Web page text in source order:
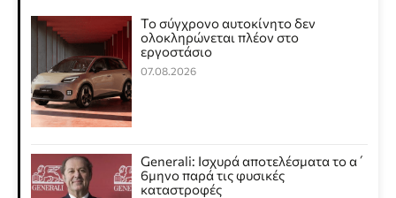
Το σύγχρονο αυτοκίνητο δεν
ολοκληρώνεται πλέον στο
εργοστάσιο
07.08.2026
Generali: Ισχυρά αποτελέσματα το α΄
6μηνο παρά τις φυσικές
καταστροφές